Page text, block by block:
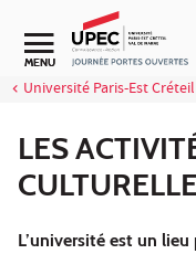
Aller au contenu
MENU
Université Paris-Est Créteil
LES
L’université est un